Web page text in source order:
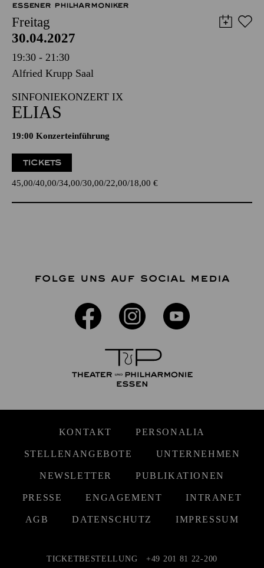
ESSENER PHILHARMONIKER
Freitag
30.04.2027
19:30 - 21:30
Alfried Krupp Saal
SINFONIEKONZERT IX
ELIAS
19:00 Konzerteinführung
TICKETS
45,00 40,00 34,00 30,00 22,00 18,00 €
FOLGE UNS AUF SOCIAL MEDIA
KONTAKT PERSONALIA
STELLENANGEBOTE UNTERNEHMEN
NEWSLETTER PUBLIKATIONEN
PRESSE ENGAGEMENT INTRANET
AGB DATENSCHUTZ IMPRESSUM
TICKETBESTELLUNG +49 201 81 22-200